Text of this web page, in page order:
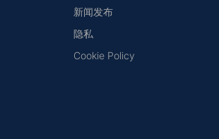
新闻发布
隐私
Cookie Policy